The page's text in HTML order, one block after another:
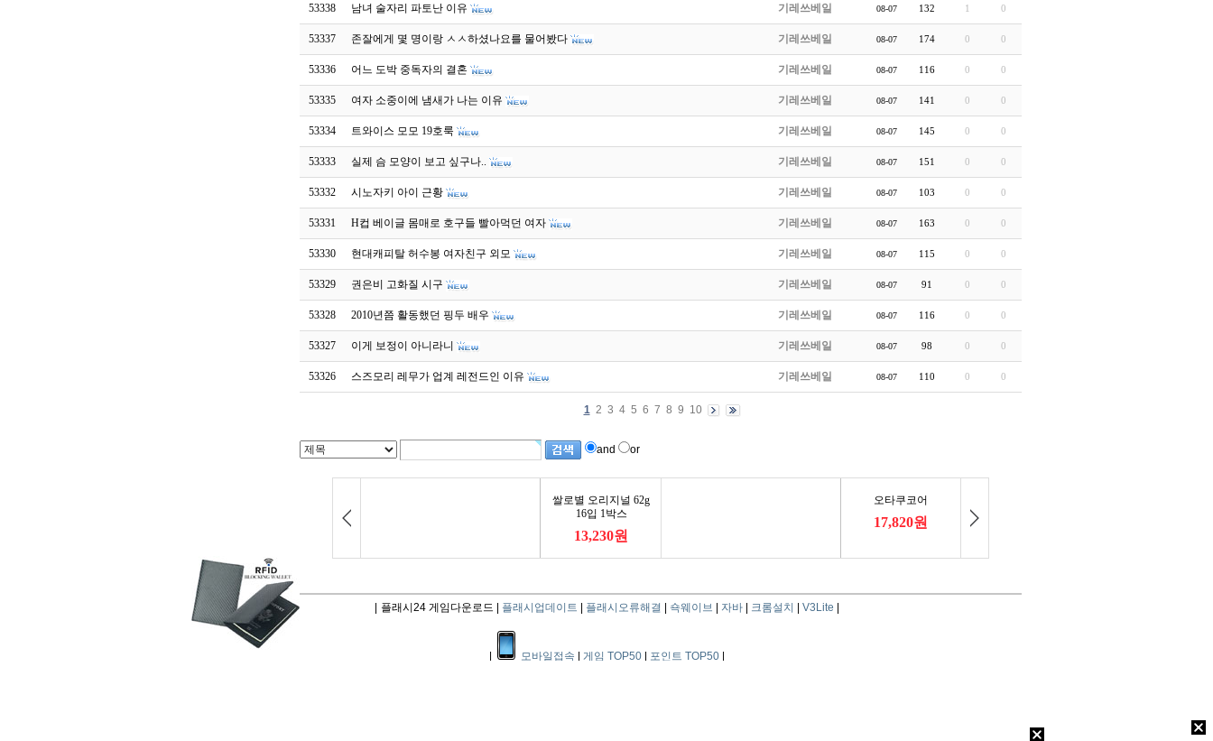
53338 남녀 술자리 파토난 이유 기레쓰베일 08-07 132 1 0
53337 존잘에게 몇 명이랑 ㅅㅅ하셨나요를 물어봤다 기레쓰베일 08-07 174 0 0
53336 어느 도박 중독자의 결혼 기레쓰베일 08-07 116 0 0
53335 여자 소중이에 냄새가 나는 이유 기레쓰베일 08-07 141 0 0
53334 트와이스 모모 19호룩 기레쓰베일 08-07 145 0 0
53333 실제 슴 모양이 보고 싶구나.. 기레쓰베일 08-07 151 0 0
53332 시노자키 아이 근황 기레쓰베일 08-07 103 0 0
53331 H컵 베이글 몸매로 호구들 빨아먹던 여자 기레쓰베일 08-07 163 0 0
53330 현대캐피탈 허수봉 여자친구 외모 기레쓰베일 08-07 115 0 0
53329 권은비 고화질 시구 기레쓰베일 08-07 91 0 0
53328 2010년쯤 활동했던 핑두 배우 기레쓰베일 08-07 116 0 0
53327 이게 보정이 아니라니 기레쓰베일 08-07 98 0 0
53326 스즈모리 레무가 업계 레전드인 이유 기레쓰베일 08-07 110 0 0
1 2 3 4 5 6 7 8 9 10
and or
플래시24 게임다운로드 | 플래시업데이트 플래시오류해결 쇽웨이브 자바| 크롬설치 V3Lite
모바일접속 게임 TOP50| 포인트 TOP50|